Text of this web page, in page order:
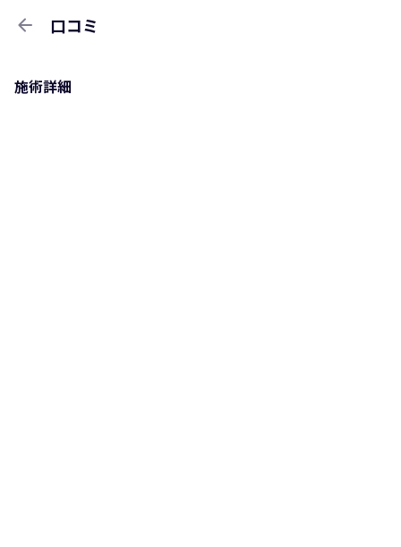
arrow_back 口コミ
施術詳細